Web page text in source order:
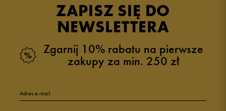
ZAPISZ SIĘ DO
NEWSLETTERA
Zgarnij 10% rabatu na pierwsze
zakupy za min. 250 zł
Adres e-mail